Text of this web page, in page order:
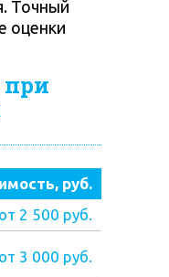
Точный
оценки
руб.
от 2 500 руб.
от 3 000 руб.